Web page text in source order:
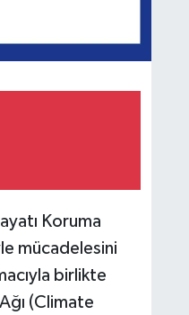
Koruma
mücadelesini
birlikte
(Climate